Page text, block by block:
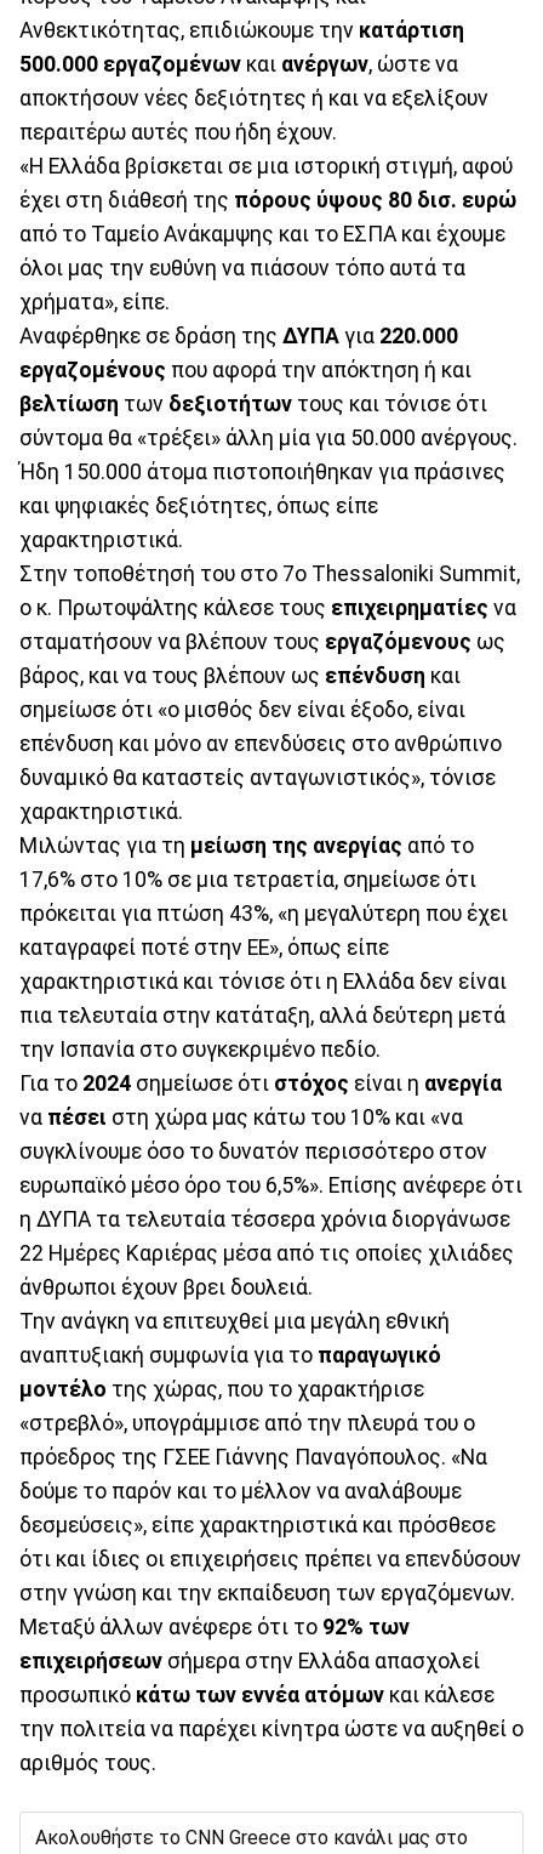
Ανθεκτικότητας, επιδιώκουμε την κατάρτιση
500.000 εργαζομένων και ανέργων, ώστε να
αποκτήσουν νέες δεξιότητες ή και να εξελίξουν
περαιτέρω αυτές που ήδη έχουν.
«Η Ελλάδα βρίσκεται σε μια ιστορική στιγμή, αφού
έχει στη διάθεσή της πόρους ύψους 80 δισ. ευρώ
από το Ταμείο Ανάκαμψης και το ΕΣΠΑ και έχουμε
όλοι μας την ευθύνη να πιάσουν τόπο αυτά τα
χρήματα», είπε.
Αναφέρθηκε σε δράση της ΔΥΠΑ για 220.000
εργαζομένους που αφορά την απόκτηση ή και
βελτίωση των δεξιοτήτων τους και τόνισε ότι
σύντομα θα «τρέξει» άλλη μία για 50.000 ανέργους.
Ήδη 150.000 άτομα πιστοποιήθηκαν για πράσινες
και ψηφιακές δεξιότητες, όπως είπε
χαρακτηριστικά.
Στην τοποθέτησή του στο 7ο Thessaloniki Summit,
ο κ. Πρωτοψάλτης κάλεσε τους επιχειρηματίες να
σταματήσουν να βλέπουν τους εργαζόμενους ως
βάρος, και να τους βλέπουν ως επένδυση και
σημείωσε ότι «ο μισθός δεν είναι έξοδο, είναι
επένδυση και μόνο αν επενδύσεις στο ανθρώπινο
δυναμικό θα καταστείς ανταγωνιστικός», τόνισε
χαρακτηριστικά.
Μιλώντας για τη μείωση της ανεργίας από το
17,6% στο 10% σε μια τετραετία, σημείωσε ότι
πρόκειται για πτώση 43%, «η μεγαλύτερη που έχει
καταγραφεί ποτέ στην ΕΕ», όπως είπε
χαρακτηριστικά και τόνισε ότι η Ελλάδα δεν είναι
πια τελευταία στην κατάταξη, αλλά δεύτερη μετά
την Ισπανία στο συγκεκριμένο πεδίο.
Για το 2024 σημείωσε ότι στόχος είναι η ανεργία
να πέσει στη χώρα μας κάτω του 10% και «να
συγκλίνουμε όσο το δυνατόν περισσότερο στον
ευρωπαϊκό μέσο όρο του 6,5%». Επίσης ανέφερε ότι
η ΔΥΠΑ τα τελευταία τέσσερα χρόνια διοργάνωσε
22 Ημέρες Καριέρας μέσα από τις οποίες χιλιάδες
άνθρωποι έχουν βρει δουλειά.
Την ανάγκη να επιτευχθεί μια μεγάλη εθνική
αναπτυξιακή συμφωνία για το παραγωγικό
μοντέλο της χώρας, που το χαρακτήρισε
«στρεβλό», υπογράμμισε από την πλευρά του ο
πρόεδρος της ΓΣΕΕ Γιάννης Παναγόπουλος. «Να
δούμε το παρόν και το μέλλον να αναλάβουμε
δεσμεύσεις», είπε χαρακτηριστικά και πρόσθεσε
ότι και ίδιες οι επιχειρήσεις πρέπει να επενδύσουν
στην γνώση και την εκπαίδευση των εργαζόμενων.
Μεταξύ άλλων ανέφερε ότι το 92% των
επιχειρήσεων σήμερα στην Ελλάδα απασχολεί
προσωπικό κάτω των εννέα ατόμων και κάλεσε
την πολιτεία να παρέχει κίνητρα ώστε να αυξηθεί ο
αριθμός τους.
Ακολουθήστε το CNN Greece στο κανάλι μας στο